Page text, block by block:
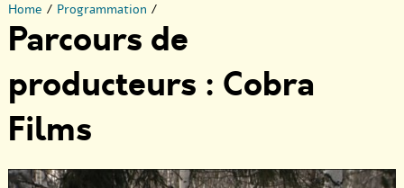
Home / Programmation /
Parcours de
producteurs : Cobra
Films